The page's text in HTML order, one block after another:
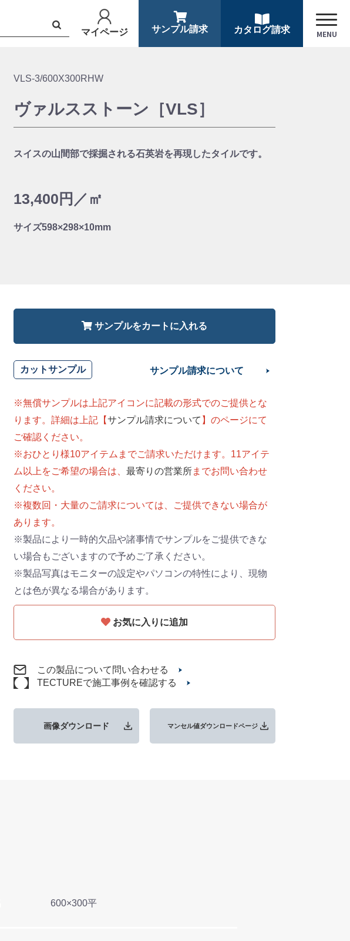
マイページ
サンプル請求 カタログ請求 MENU
VLS-3/600X300RHW
ヴァルスストーン［VLS］
スイスの山間部で採掘される石英岩を再現したタイルです。
13,400円／㎡
サイズ598×298×10mm
サンプルをカートに入れる
カットサンプル サンプル請求について
※無償サンプルは上記アイコンに記載の形式でのご提供とな
ります。詳細は上記【サンプル請求について 】のページにて
ご確認ください。
※おひとり様10アイテムまでご請求いただけます。11アイテ
ム以上をご希望の場合は、最寄りの営業所までお問い合わせ
ください。
※複数回・大量のご請求については、ご提供できない場合が
あります。
※製品により一時的欠品や諸事情でサンプルをご提供できな
い場合もございますので予めご了承ください。
※製品写真はモニターの設定やパソコンの特性により、現物
とは色が異なる場合があります。
お気に入りに追加
この製品について問い合わせる
TECTUREで施工事例を確認する
画像ダウンロード マンセル値ダウンロードページ
600×300平